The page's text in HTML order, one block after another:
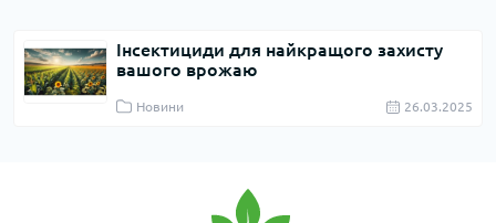
Інсектициди для найкращого захисту
вашого врожаю
Новини 26.03.2025